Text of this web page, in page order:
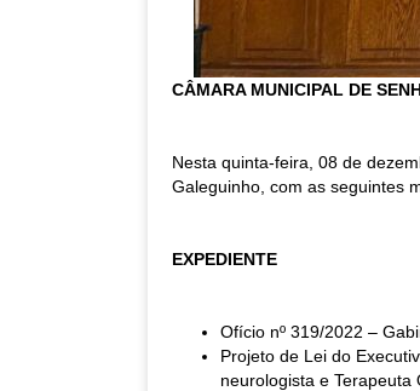
CÂMARA MUNICIPAL DE
Nesta quinta-feira, 08 de
Galeguinho, com as seguintes
EXPEDIENTE
Ofício nº 319/2022 –
Projeto de Lei do
neurologista e Terapeuta